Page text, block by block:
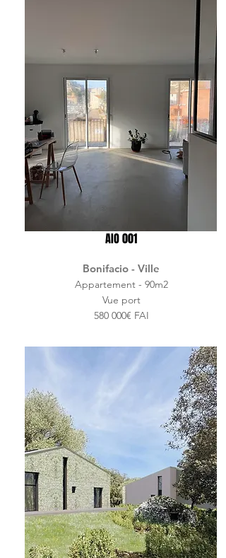
AIO 001
Bonifacio - Ville
Appartement - 90m2
Vue port
580 000€ FAI